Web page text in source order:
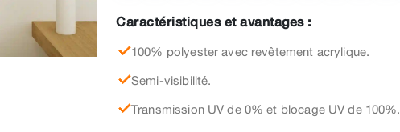
Caractéristiques et avantages :
100% polyester avec revêtement acrylique.
Semi-visibilité.
Transmission UV de 0% et blocage UV de 100%.